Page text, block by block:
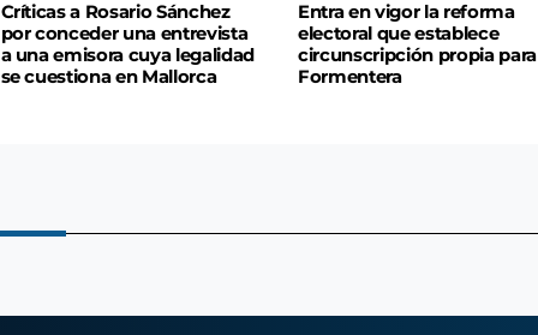
Críticas a Rosario Sánchez
por conceder una entrevista
a una emisora cuya legalidad
se cuestiona en Mallorca
Entra en vigor la reforma
electoral que establece
circunscripción propia para
Formentera